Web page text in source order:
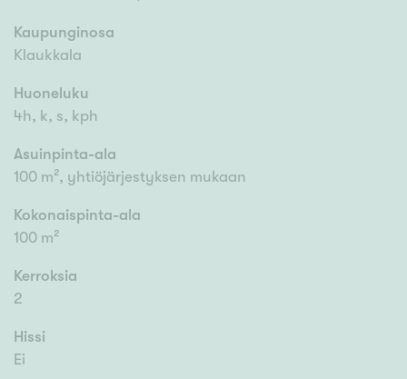
Kaupunginosa
Klaukkala
Huoneluku
4h, k, s, kph
Asuinpinta-ala
100 m², yhtiöjärjestyksen mukaan
Kokonaispinta-ala
100 m²
Kerroksia
2
Hissi
Ei